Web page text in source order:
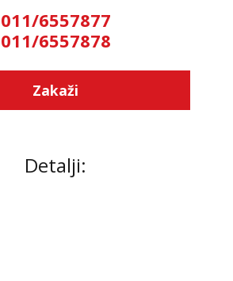
011/6557877
011/6557878
Zakaži
Detalji: